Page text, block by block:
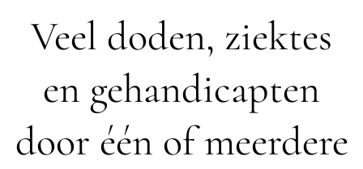
Veel doden, ziektes
en gehandicapten
door één of meerdere